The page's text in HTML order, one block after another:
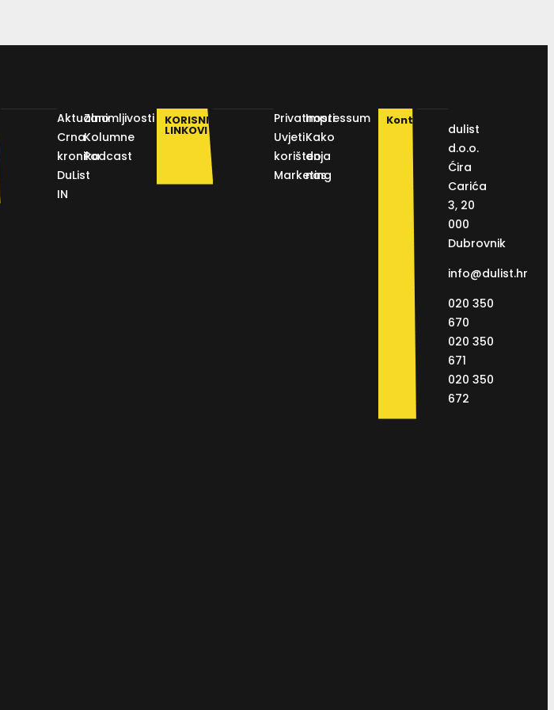
Aktualno
Crna
kronika
DuList
IN
Zanimljivosti
Kolumne
Podcast
KORISNI
LINKOVI
Privatnosti
Uvjeti
korištenja
Marketing
Impressum
Kako
do
nas
Kontakt
dulist
d.o.o.
Ćira
Carića
3, 20
000
Dubrovnik
info@dulist.hr
020 350
670
020 350
671
020 350
672